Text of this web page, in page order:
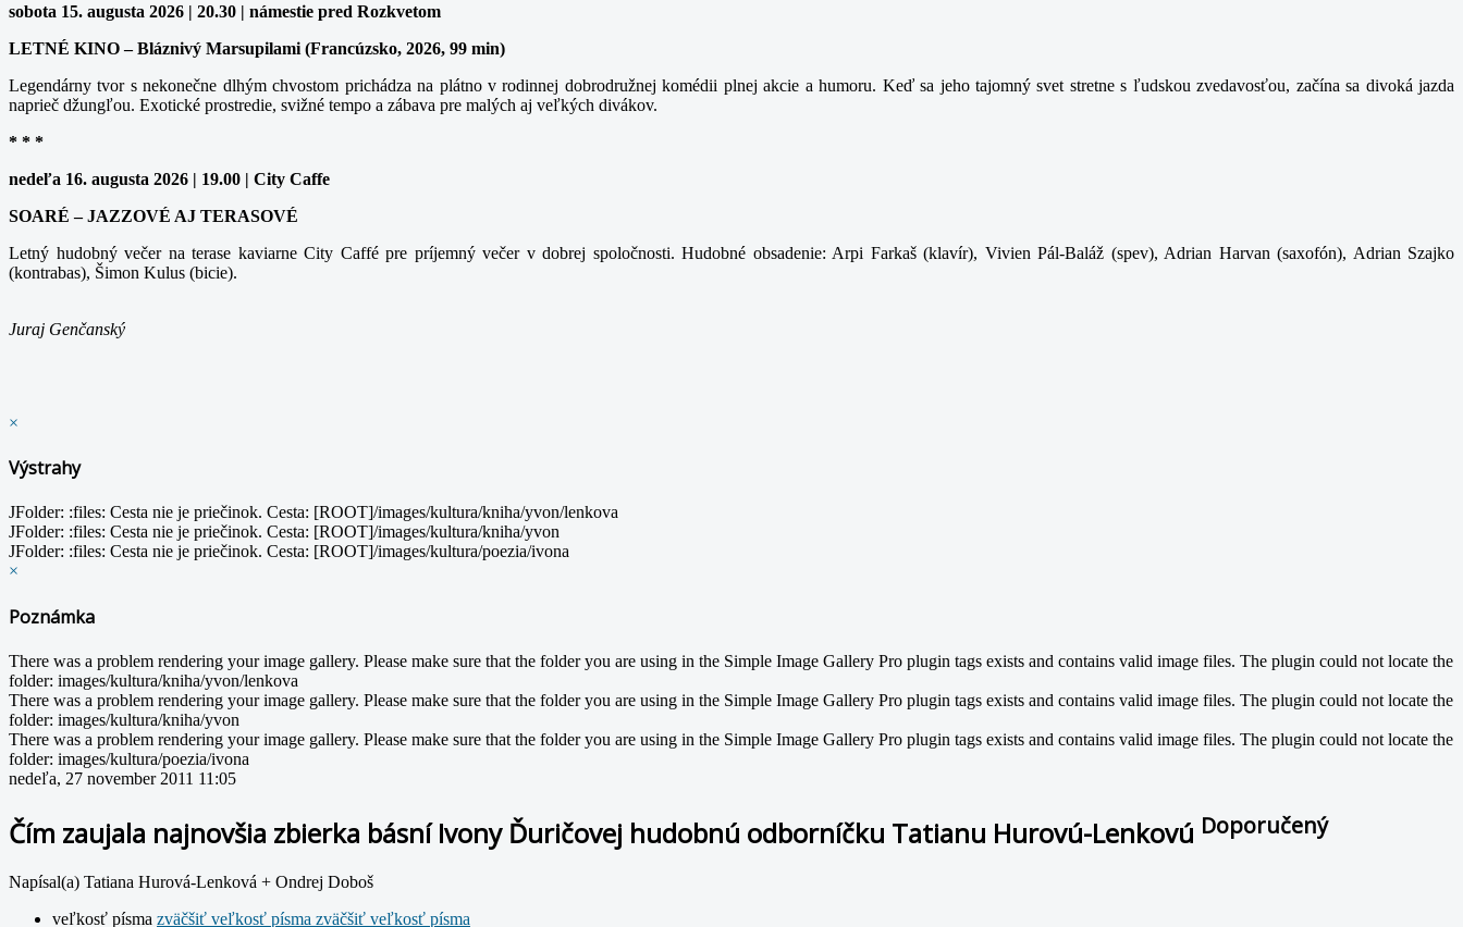
sobota 15. augusta 2026 | 20.30 | námestie pred Rozkvetom
LETNÉ KINO – Bláznivý Marsupilami (Francúzsko, 2026, 99 min)
Legendárny tvor s nekonečne dlhým chvostom prichádza na plátno v rodinnej dobrodružnej komédii plnej akcie a humoru. Keď sa jeho tajomný svet stretne s ľudskou zvedavosťou, začína sa divoká jazda
naprieč džungľou. Exotické prostredie, svižné tempo a zábava pre malých aj veľkých divákov.
* * *
nedeľa 16. augusta 2026 | 19.00 | City Caffe
SOARÉ – JAZZOVÉ AJ TERASOVÉ
Letný hudobný večer na terase kaviarne City Caffé pre príjemný večer v dobrej spoločnosti. Hudobné obsadenie: Arpi Farkaš (klavír), Vivien Pál-Baláž (spev), Adrian Harvan (saxofón), Adrian Szajko
(kontrabas), Šimon Kulus (bicie).
Juraj Genčanský
×
Výstrahy
JFolder: :files: Cesta nie je priečinok. Cesta: [ROOT]/images/kultura/kniha/yvon/lenkova
JFolder: :files: Cesta nie je priečinok. Cesta: [ROOT]/images/kultura/kniha/yvon
JFolder: :files: Cesta nie je priečinok. Cesta: [ROOT]/images/kultura/poezia/ivona
×
Poznámka
There was a problem rendering your image gallery. Please make sure that the folder you are using in the Simple Image Gallery Pro plugin tags exists and contains valid image files. The plugin could not locate the
folder: images/kultura/kniha/yvon/lenkova
There was a problem rendering your image gallery. Please make sure that the folder you are using in the Simple Image Gallery Pro plugin tags exists and contains valid image files. The plugin could not locate the
folder: images/kultura/kniha/yvon
There was a problem rendering your image gallery. Please make sure that the folder you are using in the Simple Image Gallery Pro plugin tags exists and contains valid image files. The plugin could not locate the
folder: images/kultura/poezia/ivona
nedeľa, 27 november 2011 11:05
Čím zaujala najnovšia zbierka básní Ivony Ďuričovej hudobnú odborníčku Tatianu Hurovú-Lenkovú Doporučený
Napísal(a) Tatiana Hurová-Lenková + Ondrej Doboš
veľkosť písma zväčšiť veľkosť písma zväčšiť veľkosť písma